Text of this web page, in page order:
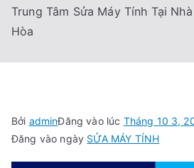
Trung Tâm Sửa Máy Tính Tại
Hòa
Bởi adminĐăng vào lúc Tháng 10 3,
Đăng vào ngày SỬA MÁY TÍNH